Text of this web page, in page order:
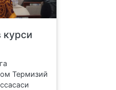
курси
Термизий